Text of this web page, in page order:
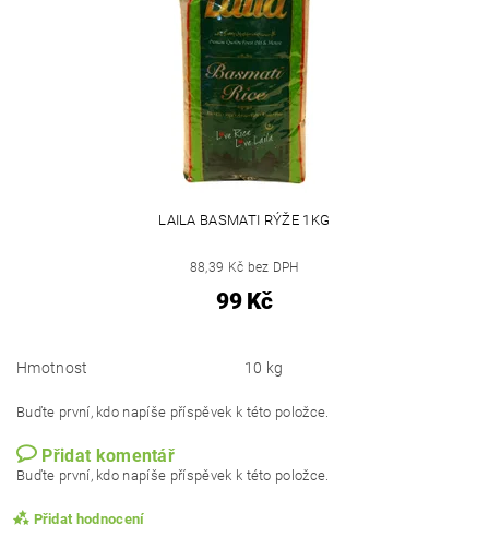
LAILA BASMATI RÝŽE 1KG
88,39 Kč bez DPH
99 Kč
Hmotnost 10 kg
Buďte první, kdo napíše příspěvek k této položce.
Přidat komentář
Buďte první, kdo napíše příspěvek k této položce.
Přidat hodnocení